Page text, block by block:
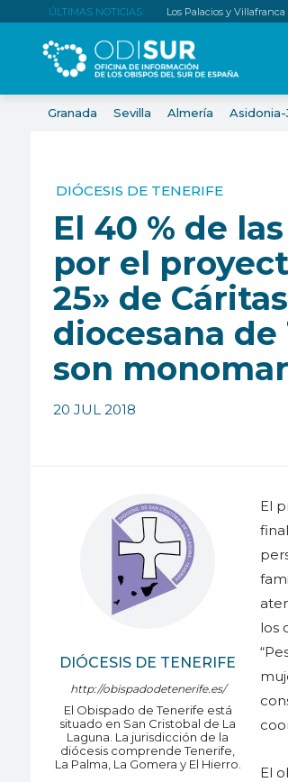
ÚLTIMAS NOTICIAS: Los Palacios y
Granada Sevilla Almería
DIÓCESIS DE TENERIFE
El 40 % de
por el
25» de Cáritas
diocesana
son
20 JUL 2018
DIÓCESIS DE TENERIFE
http://obispadodetenerife.es/
El Obispado de Tenerife está
situado en San Cristobal de La
Laguna. La jurisdicción de la
diócesis comprende Tenerife,
La Palma, La Gomera y El Hierro.
El
los
El